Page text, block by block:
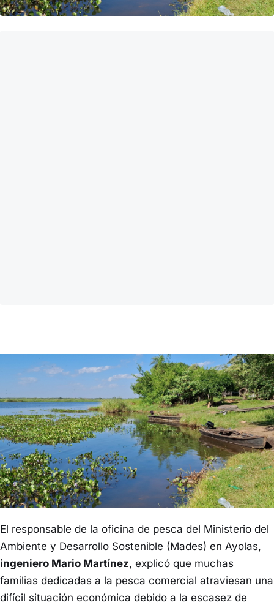
El responsable de la oficina de pesca del Ministerio del
Ambiente y Desarrollo Sostenible (Mades) en Ayolas,
ingeniero Mario Martínez, explicó que muchas
familias dedicadas a la pesca comercial atraviesan una
difícil situación económica debido a la escasez de